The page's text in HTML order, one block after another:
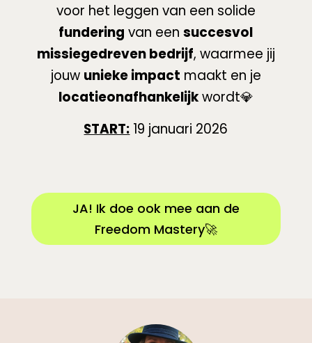
voor het leggen van een solide
fundering van eensuccesvol
missiegedreven bedrijf, waarmee jij
jouw unieke impact maakt en je
locatieonafhankelijkwordt💎
START: 19 januari 2026
JA! Ik doe ook mee aan de
Freedom Mastery🚀